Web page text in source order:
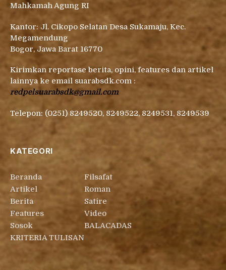
Mahkamah Agung RI
Kantor: Jl. Cikopo Selatan Desa Sukamaju, Kec.
Megamendung
Bogor, Jawa Barat 16770
Kirimkan reportase berita, opini, features dan artikel
lainnya ke email suarabsdk.com :
redpelsuarabsdk@gmail.com
Telepon: (0251) 8249520, 8249522, 8249531, 8249539
KATEGORI
Beranda
Artikel
Berita
Features
Sosok
KRITERIA TULISAN
Filsafat
Roman
Satire
Video
BALACADAS